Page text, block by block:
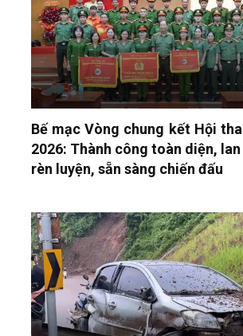
Bế mạc Vòng chung kết Hội
2026: Thành công toàn diện,
rèn luyện, sẵn sàng chiến đấu